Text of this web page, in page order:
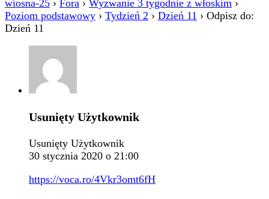
wiosna-25 › Fora › Wyzwanie 3 tygodnie z włoskim ›
Poziom podstawowy › Tydzień 2 › Dzień 11 › Odpisz do:
Dzień 11
Usunięty Użytkownik
Usunięty Użytkownik
30 stycznia 2020 o 21:00
https://voca.ro/4Vkr3omt6fH